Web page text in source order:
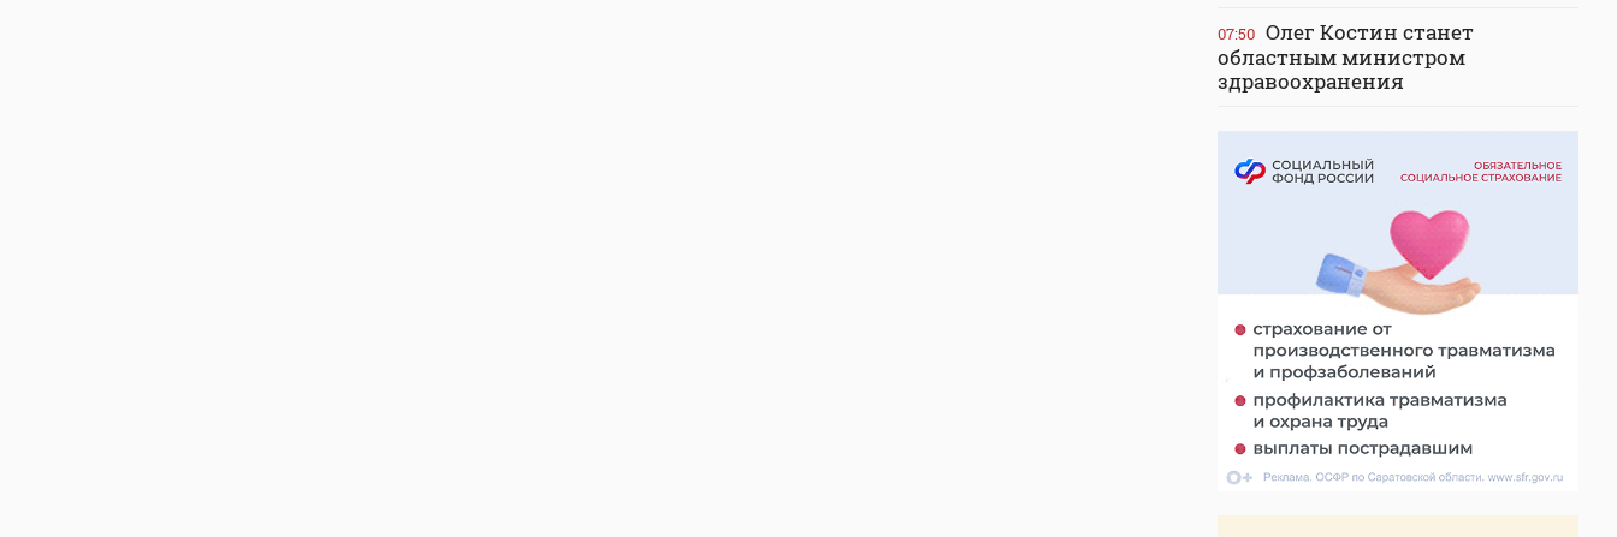
07:50 Олег Костин станет
областным министром
здравоохранения